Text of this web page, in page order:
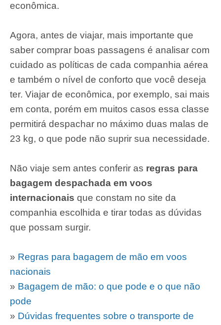
econômica.
Agora, antes de viajar, mais importante que
saber comprar boas passagens é analisar com
cuidado as políticas de cada companhia aérea
e também o nível de conforto que você deseja
ter. Viajar de econômica, por exemplo, sai mais
em conta, porém em muitos casos essa classe
permitirá despachar no máximo duas malas de
23 kg, o que pode não suprir sua necessidade.
Não viaje sem antes conferir as regras para
bagagem despachada em voos
internacionais que constam no site da
companhia escolhida e tirar todas as dúvidas
que possam surgir.
» Regras para bagagem de mão em voos
nacionais
» Bagagem de mão: o que pode e o que não
pode
» Dúvidas frequentes sobre o transporte de